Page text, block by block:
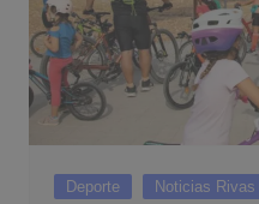
Deporte Noticias Rivas